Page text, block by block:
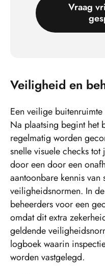
Vraag
Veiligheid en
Een veilige
Na plaatsing begint het
regelmatig worden
snelle visuele checks
door een door een
aantoonbare kennis van
veiligheidsnormen. In
beheerders voor een
omdat dit extra
geldende
logboek waarin
worden vastgelegd.